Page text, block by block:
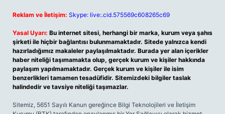
Reklam ve İletişim: Skype: live:.cid.575569c608265c69
Yasal Uyarı: Bu internet sitesi, herhangi bir marka, kurum veya şahıs
şirketi ile hiçbir bağlantısı bulunmamaktadır. Sitede yalnızca kendi
hazırladığımız makaleler paylaşılmaktadır. Burada yer alan içerikler
haber niteliği taşımamakta olup, gerçek kurum ve kişiler hakkında
paylaşım yapılmamaktadır. Gerçek kurum ve kişiler ile isim
benzerlikleri tamamen tesadüfidir. Sitemizdeki bilgiler taslak
halindedir ve tavsiye niteliği taşımazlar.
Sitemiz, 5651 Sayılı Kanun gereğince Bilgi Teknolojileri ve İletişim